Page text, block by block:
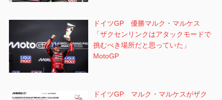
ドイツGP 優勝マルク・マルケス
「ザクセンリンクはアタックモードで
挑むべき場所だと思っていた」
MotoGP
ドイツGP マルク・マルケスがザク